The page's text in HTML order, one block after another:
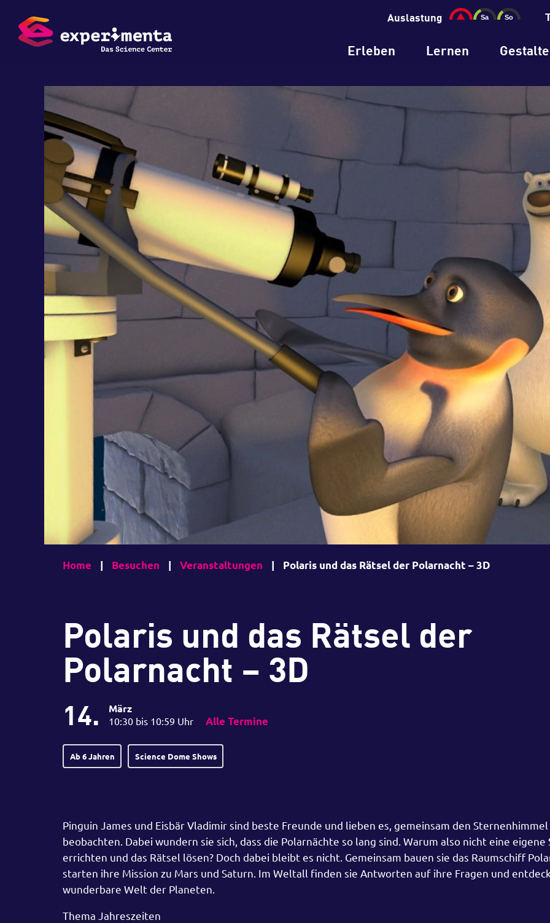
Auslastung
Erleben Lernen
Home | Besuchen | Veranstaltungen | Polaris und das Rätsel der Polarnacht – 3D
Polaris und das Rätsel der
Polarnacht – 3D
14. März
10:30 bis 10:59 Uhr Alle Termine
Ab 6 Jahren Science Dome Shows
Pinguin James und Eisbär Vladimir sind beste Freunde und lieben es, gemeinsam den Sternenhimmel
beobachten. Dabei wundern sie sich, dass die Polarnächte so lang sind. Warum also nicht eine
errichten und das Rätsel lösen? Doch dabei bleibt es nicht. Gemeinsam bauen sie das Raumschiff
starten ihre Mission zu Mars und Saturn. Im Weltall finden sie Antworten auf ihre Fragen und
wunderbare Welt der Planeten.
Thema Jahreszeiten